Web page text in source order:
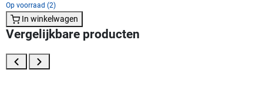
Op voorraad (2)
In winkelwagen
Vergelijkbare producten